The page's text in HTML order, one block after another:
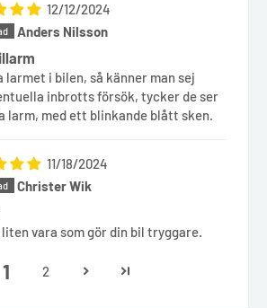
12/12/2024
Anders Nilsson
larmet i bilen, så känner man sej
inbrotts försök, tycker de ser
larm, med ett blinkande blått sken.
11/18/2024
Christer Wik
vara som gör din bil tryggare.
1 2